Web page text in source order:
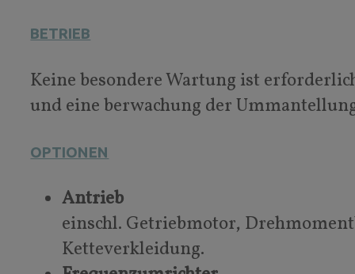
BETRIEB
Keine besondere Wartung ist
und eine berwachung der
OPTIONEN
Antrieb
einschl. Getriebmotor,
Ketteverkleidung.